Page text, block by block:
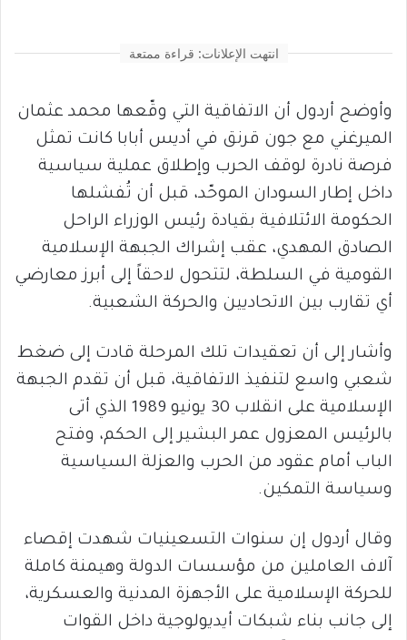
انتهت الإعلانات: قراءة ممتعة
وأوضح أردول أن الاتفاقية التي وقّعها محمد عثمان
الميرغني مع جون قرنق في أديس أبابا كانت تمثل
فرصة نادرة لوقف الحرب وإطلاق عملية سياسية
داخل إطار السودان الموحّد، قبل أن تُفشلها
الحكومة الائتلافية بقيادة رئيس الوزراء الراحل
الصادق المهدي، عقب إشراك الجبهة الإسلامية
القومية في السلطة، لتتحول لاحقاً إلى أبرز معارضي
أي تقارب بين الاتحاديين والحركة الشعبية.
وأشار إلى أن تعقيدات تلك المرحلة قادت إلى ضغط
شعبي واسع لتنفيذ الاتفاقية، قبل أن تقدم الجبهة
الإسلامية على انقلاب 30 يونيو 1989 الذي أتى
بالرئيس المعزول عمر البشير إلى الحكم، وفتح
الباب أمام عقود من الحرب والعزلة السياسية
وسياسة التمكين.
وقال أردول إن سنوات التسعينيات شهدت إقصاء
آلاف العاملين من مؤسسات الدولة وهيمنة كاملة
للحركة الإسلامية على الأجهزة المدنية والعسكرية،
إلى جانب بناء شبكات أيديولوجية داخل القوات